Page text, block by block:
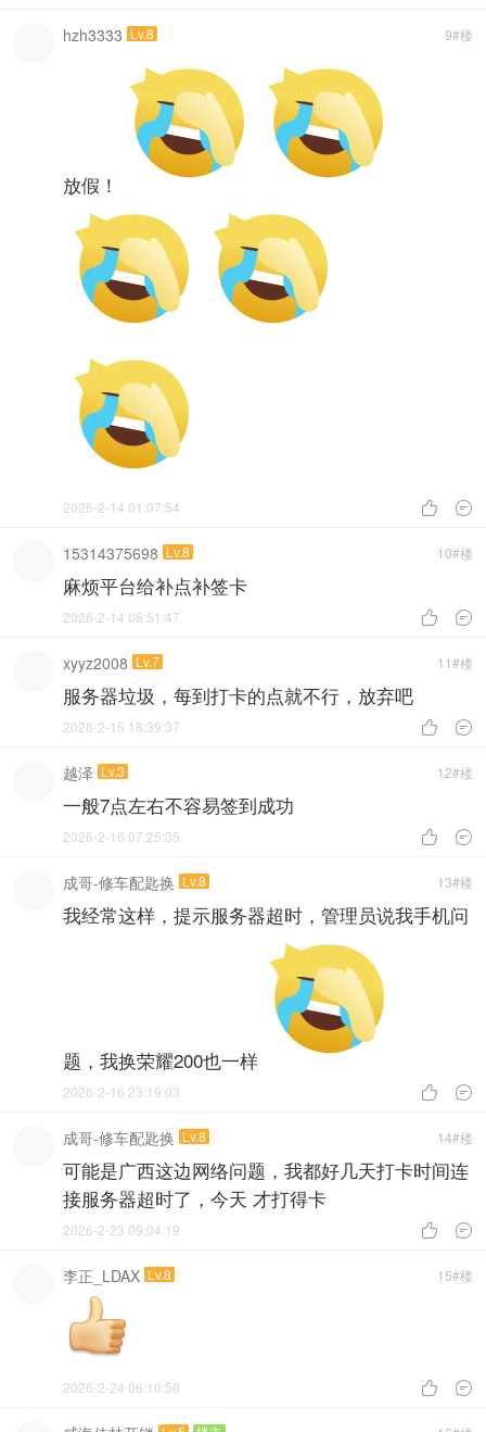
9#楼
hzh3333 Lv.8
放假！
 
2026-2-14 01:07:54
10#楼
15314375698 Lv.8
麻烦平台给补点补签卡
 
2026-2-14 08:51:47
11#楼
xyyz2008 Lv.7
服务器垃圾，每到打卡的点就不行，放弃吧
 
2026-2-15 18:39:37
12#楼
越泽 Lv.3
一般7点左右不容易签到成功
 
2026-2-16 07:25:35
13#楼
成哥-修车配匙换 Lv.8
我经常这样，提示服务器超时，管理员说我手机问
题，我换荣耀200也一样
 
2026-2-16 23:19:03
14#楼
成哥-修车配匙换 Lv.8
可能是广西这边网络问题，我都好几天打卡时间连
接服务器超时了，今天 才打得卡
 
2026-2-23 09:04:19
15#楼
李正_LDAX Lv.8
 
2026-2-24 06:10:58